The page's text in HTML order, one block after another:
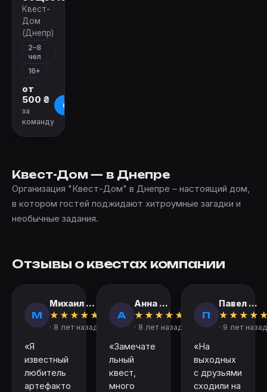
Квест-
Дом
(Днепр)
2–8
чел
16+
от
500 ₴
за
команду
О квесте
Квест-Дом — в Днепре
Организация "Квест-Дом" в Днепре – настоящий дом,
в котором гостей поджидают хитроумные загадки и
необычные задания.
Отзывы о квестах компании
М
Михаил ...
★ ★ ★ ★ ★
· 8 лет назад
«Я
известный
любитель
артефакто
А
Анна ...
★ ★ ★ ★ ★
· 8 лет назад
«Замечате
льный
квест,
много
П
Павел ...
★ ★ ★ ★
· 9 лет назад
«На
выходных
с друзьями
сходили на